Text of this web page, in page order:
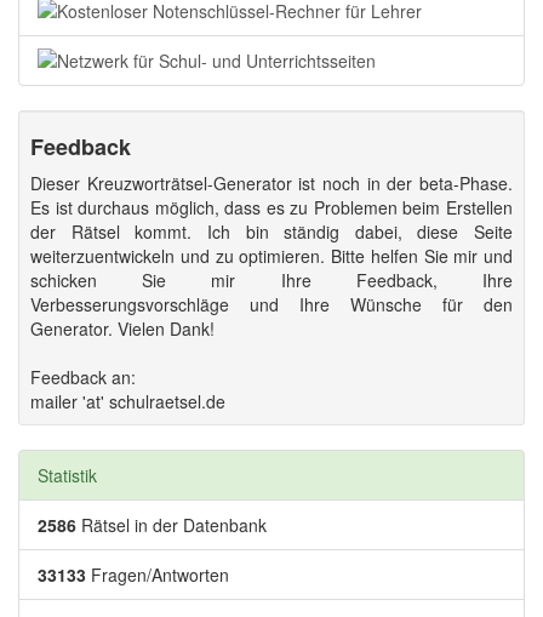
Feedback
Dieser Kreuzworträtsel-Generator ist noch in der beta-Phase.
Es ist durchaus möglich, dass es zu Problemen beim Erstellen
der Rätsel kommt. Ich bin ständig dabei, diese Seite
weiterzuentwickeln und zu optimieren. Bitte helfen Sie mir und
schicken Sie mir Ihre Feedback, Ihre
Verbesserungsvorschläge und Ihre Wünsche für den
Generator. Vielen Dank!
Feedback an:
mailer 'at' schulraetsel.de
Statistik
2586 Rätsel in der Datenbank
33133 Fragen/Antworten